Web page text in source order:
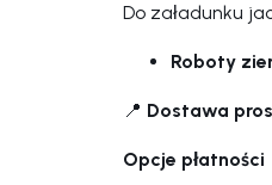
Do załadunku
Roboty
📍 Dostawa
Opcje płatności